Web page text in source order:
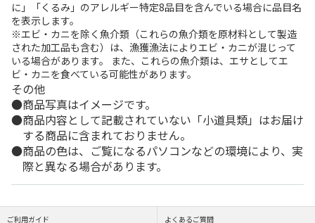
に」「くるみ」のアレルギー特定8品目を含んでいる場合に品目名
を表示します。
※エビ・カニを除く魚介類（これらの魚介類を原材料として製造
された加工品も含む）は、漁獲漁法によりエビ・カニが混じって
いる場合があります。 また、これらの魚介類は、エサとしてエ
ビ・カニを食べている可能性があります。
その他
商品写真はイメージです。
商品内容として記載されていない「小道具類」はお届け
する商品に含まれておりません。
商品の色は、ご覧になるパソコンなどの環境により、実
際と異なる場合があります。
ご利用ガイド よくあるご質問